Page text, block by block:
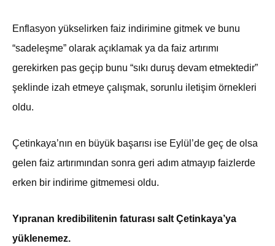
Enflasyon yükselirken faiz indirimine gitmek ve bunu
“sadeleşme” olarak açıklamak ya da faiz artırımı
gerekirken pas geçip bunu “sıkı duruş devam etmektedir”
şeklinde izah etmeye çalışmak, sorunlu iletişim örnekleri
oldu.
Çetinkaya’nın en büyük başarısı ise Eylül’de geç de olsa
gelen faiz artırımından sonra geri adım atmayıp faizlerde
erken bir indirime gitmemesi oldu.
Yıpranan kredibilitenin faturası salt Çetinkaya’ya
yüklenemez.